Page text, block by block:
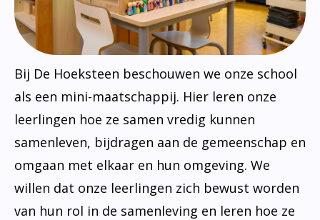
Bij De Hoeksteen beschouwen we onze school
als een mini-maatschappij. Hier leren onze
leerlingen hoe ze samen vredig kunnen
samenleven, bijdragen aan de gemeenschap en
omgaan met elkaar en hun omgeving. We
willen dat onze leerlingen zich bewust worden
van hun rol in de samenleving en leren hoe ze